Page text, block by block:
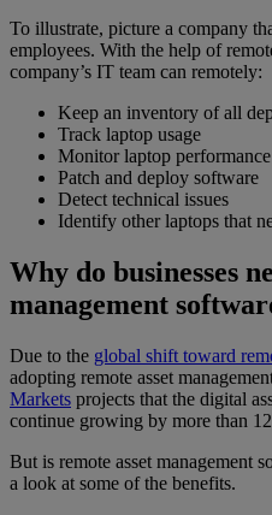
To illustrate, picture a company
employees. With the help of
company’s IT team can remotely:
Keep an inventory of all
Track laptop usage
Monitor laptop performance
Patch and deploy software
Detect technical issues
Identify other laptops that
Why do businesses
management
Due to the global shift toward
adopting remote asset
Markets projects that the digital
continue growing by more than
But is remote asset management
a look at some of the benefits.